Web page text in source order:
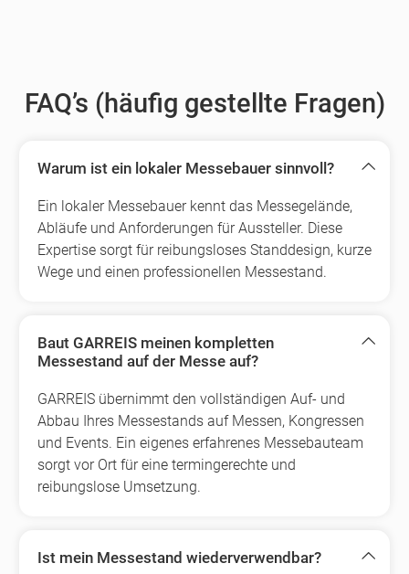
FAQ’s (häufig gestellte Fragen)
Warum ist ein lokaler Messebauer sinnvoll?
Ein lokaler Messebauer kennt das Messegelände,
Abläufe und Anforderungen für Aussteller. Diese
Expertise sorgt für reibungsloses Standdesign, kurze
Wege und einen professionellen Messestand.
Baut GARREIS meinen kompletten
Messestand auf der Messe auf?
GARREIS übernimmt den vollständigen Auf- und
Abbau Ihres Messestands auf Messen, Kongressen
und Events. Ein eigenes erfahrenes Messebauteam
sorgt vor Ort für eine termingerechte und
reibungslose Umsetzung.
Ist mein Messestand wiederverwendbar?